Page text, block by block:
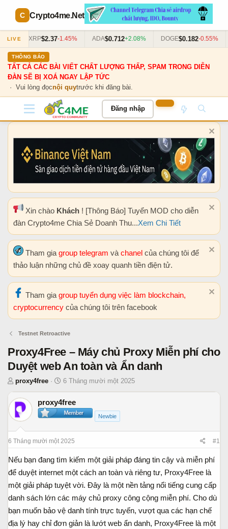
Crypto4me.Net
LIVE XRP$2.37-1.45% ADA$0.712+2.08% DOGE$0.182-0.55%
THÔNG BÁO
TẤT CẢ CÁC BÀI VIẾT CHẤT LƯỢNG THẤP, SPAM TRONG DIỄN
ĐÀN SẼ BỊ XOÁ NGAY LẬP TỨC
· Vui lòng đọcnội quytrước khi đăng bài.
Đăng nhập
Xin chào Khách ! [Thông Báo] Tuyển MOD cho diễn
đàn Crypto4me Chia Sẻ Doanh Thu...Xem Chi Tiết
Tham gia group telegram và chanel của chúng tôi để
thảo luận những chủ đề xoay quanh tiền điện tử.
Tham gia group tuyển dụng việc làm blockchain,
cryptocurrency của chúng tôi trên facebook
Testnet Retroactive
Proxy4Free – Máy chủ Proxy Miễn phí cho
Duyệt web An toàn và Ẩn danh
T
h
r
e
a
d
s
a
r
t
r
proxy4free
N
g
à
y
ắ
t
ầ
u
6 Tháng mười một 2025
proxy4free
Newbie
6 Tháng mười một 2025 #1
Nếu bạn đang tìm kiếm một giải pháp đáng tin cậy và miễn phí
để duyệt internet một cách an toàn và riêng tư, Proxy4Free là
một giải pháp tuyệt vời. Đây là một nền tảng nổi tiếng cung cấp
danh sách lớn các máy chủ proxy công cộng miễn phí. Cho dù
bạn muốn bảo vệ danh tính trực tuyến, vượt qua các hạn chế
địa lý hay chỉ đơn giản là lướt web ẩn danh, Proxy4Free là một